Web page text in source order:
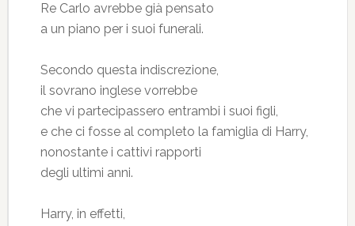
Re Carlo avrebbe già pensato
a un piano per i suoi funerali.
Secondo questa indiscrezione,
il sovrano inglese vorrebbe
che vi partecipassero entrambi i suoi figli,
e che ci fosse al completo la famiglia di Harry,
nonostante i cattivi rapporti
degli ultimi anni.
Harry, in effetti,